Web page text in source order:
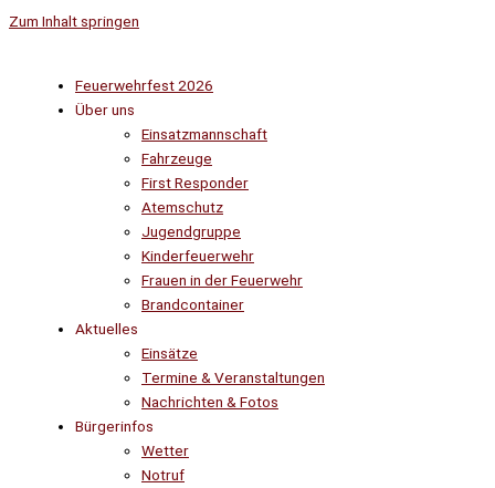
Zum Inhalt springen
Feuerwehrfest 2026
Über uns
Einsatzmannschaft
Fahrzeuge
First Responder
Atemschutz
Jugendgruppe
Kinderfeuerwehr
Frauen in der Feuerwehr
Brandcontainer
Aktuelles
Einsätze
Termine & Veranstaltungen
Nachrichten & Fotos
Bürgerinfos
Wetter
Notruf